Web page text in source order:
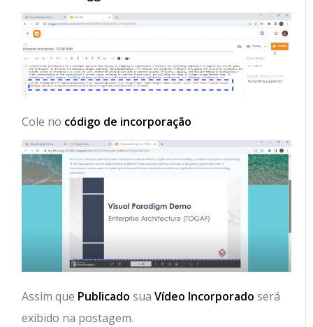
Cole no código de incorporação
Assim que Publicado suaVídeo Incorporado será
exibido na postagem.